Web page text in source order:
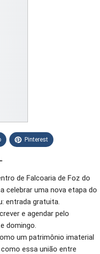
Pinterest
de Falcoaria de Foz do
celebrar uma nova etapa do
entrada gratuita.
e agendar pelo
domingo.
um patrimônio imaterial
essa união entre